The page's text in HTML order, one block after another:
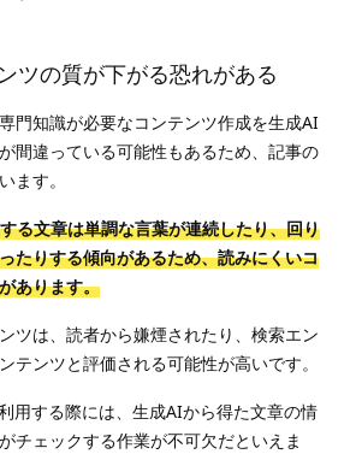
ツの質が下がる恐れがある
門知識が必要なコンテンツ作成を生成AI
間違っている可能性もあるため、記事の
ます。
る文章は単調な言葉が連続したり、回り
たりする傾向があるため、読みにくいコ
あります。
ツは、読者から嫌煙されたり、検索エン
テンツと評価される可能性が高いです。
用する際には、生成AIから得た文章の情
チェックする作業が不可欠だといえま